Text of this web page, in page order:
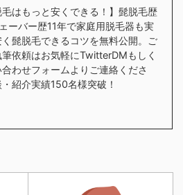
毛はもっと安くできる！】髭脱毛歴
ーバー歴11年で家庭用脱毛器も実
く髭脱毛できるコツを無料公開。ご
依頼はお気軽にTwitterDMもしく
わせフォームよりご連絡くださ
紹介実績150名様突破！